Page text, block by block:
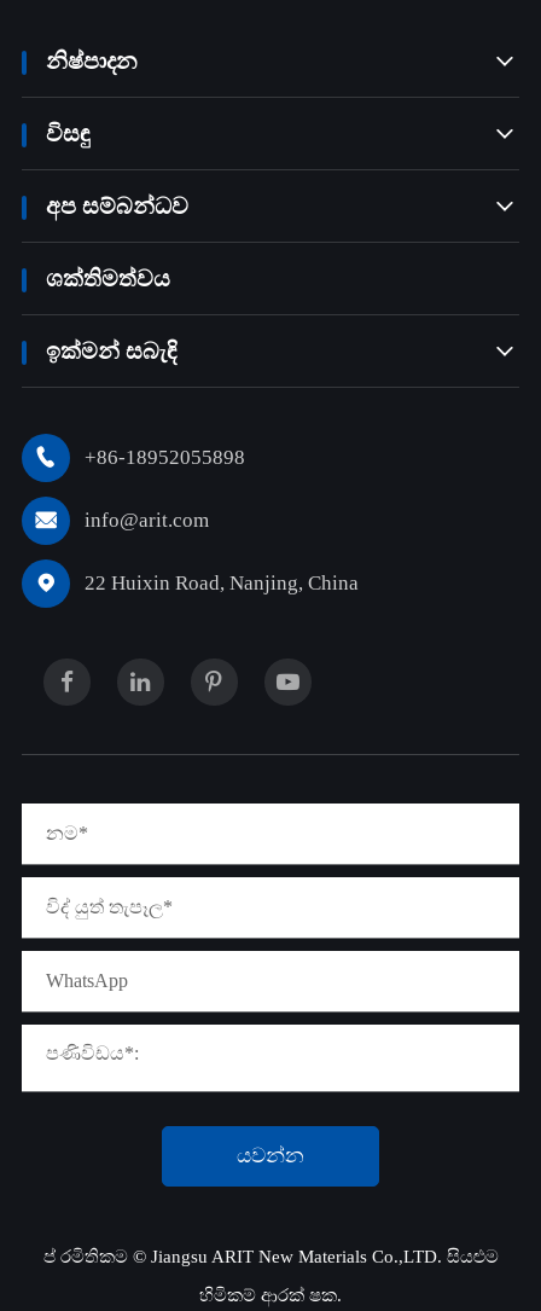
නිෂ්පාදන 
විසඳු 
අප සම්බන්ධව 
ශක්තිමත්වය
ඉක්මන් සබැඳි 
 +86-18952055898
 info@arit.com
 22 Huixin Road, Nanjing, China
යවන්න
ප් රමිතිකම © Jiangsu ARIT New Materials Co.,LTD. සියළුම
හිමිකම් ආරක් ෂක.